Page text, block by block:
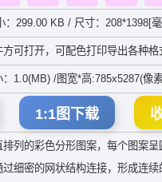
：299.00 KB / 尺寸：208*1398[
可打开，可配色打印导出各种
1.0(MB) /图宽*高:785x5287(像
1:1图下载
排列的彩色分形图案，每个图案
细密的网状结构连接，形成连